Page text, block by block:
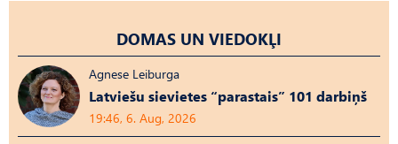
DOMAS UN VIEDOKĻI
Agnese Leiburga
Latviešu sievietes “parastais” 101 darbiņš
19:46, 6. Aug, 2026